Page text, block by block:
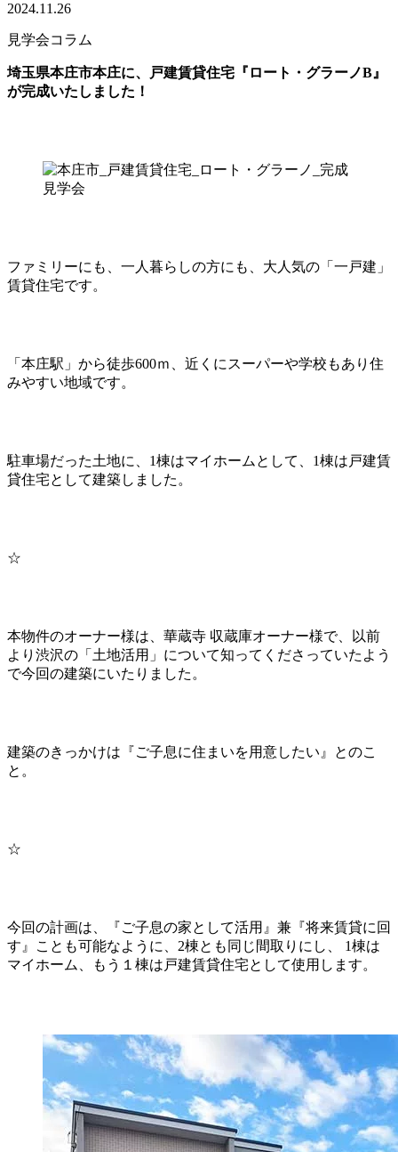
2024.11.26
見学会コラム
埼玉県本庄市本庄に、戸建賃貸住宅『ロート・グラーノB』
が完成いたしました！
ファミリーにも、一人暮らしの方にも、大人気の「一戸建」
賃貸住宅です。
「本庄駅」から徒歩600ｍ、近くにスーパーや学校もあり住
みやすい地域です。
駐車場だった土地に、1棟はマイホームとして、1棟は戸建賃
貸住宅として建築しました。
☆
本物件のオーナー様は、華蔵寺 収蔵庫オーナー様で、以前
より渋沢の「土地活用」について知ってくださっていたよう
で今回の建築にいたりました。
建築のきっかけは『ご子息に住まいを用意したい』とのこ
と。
☆
今回の計画は、『ご子息の家として活用』兼『将来賃貸に回
す』ことも可能なように、2棟とも同じ間取りにし、 1棟は
マイホーム、もう１棟は戸建賃貸住宅として使用します。